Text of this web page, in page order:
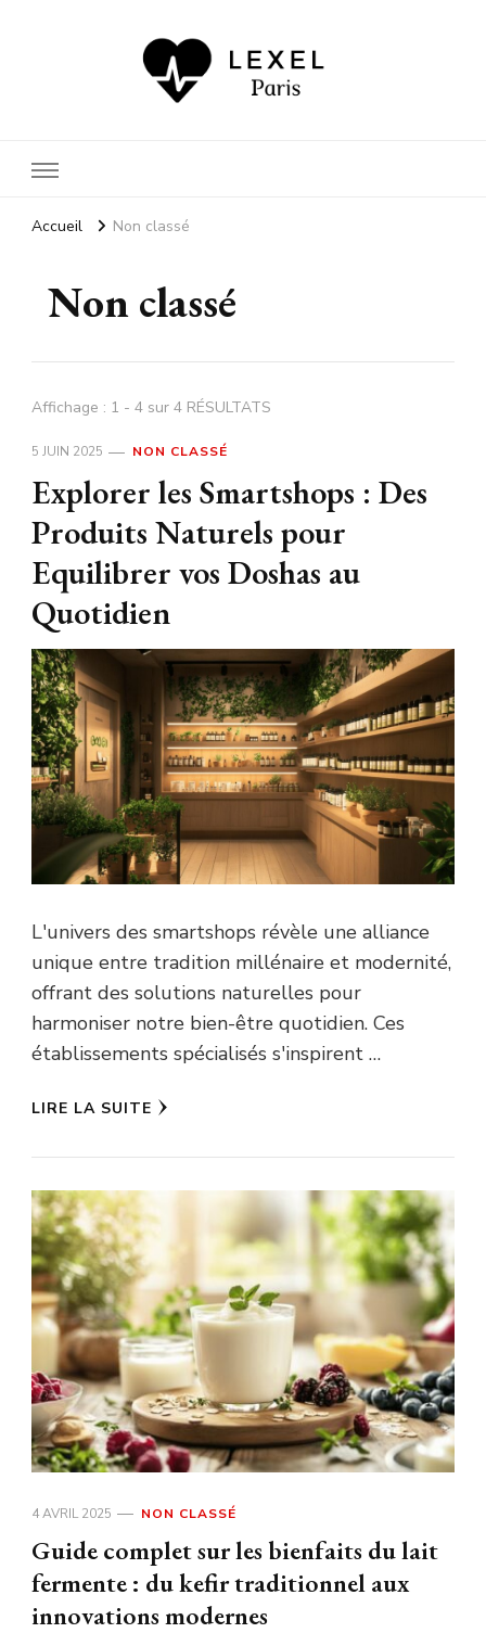
Accueil Non classé
Non classé
Affichage : 1 - 4 sur 4 RÉSULTATS
5 JUIN 2025 NON CLASSÉ
Explorer les Smartshops : Des
Produits Naturels pour
Equilibrer vos Doshas au
Quotidien
L'univers des smartshops révèle une alliance
unique entre tradition millénaire et modernité,
offrant des solutions naturelles pour
harmoniser notre bien-être quotidien. Ces
établissements spécialisés s'inspirent …
LIRE LA SUITE
4 AVRIL 2025 NON CLASSÉ
Guide complet sur les bienfaits du lait
fermente : du kefir traditionnel aux
innovations modernes